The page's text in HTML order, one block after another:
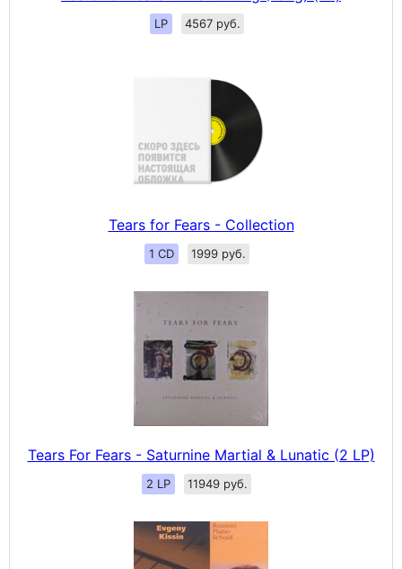
LP 4567 руб.
Tears for Fears - Collection
1 CD 1999 руб.
Tears For Fears - Saturnine Martial & Lunatic (2 LP)
2 LP 11949 руб.